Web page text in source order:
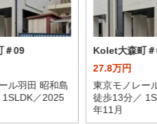
＃09
ル羽田 昭和島
／2025
Kolet大森町
27.8万円
東京モノレー
徒歩13分／
年11月